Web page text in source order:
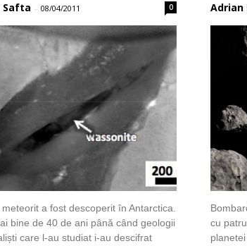
Safta - 08/04/2011 0
a fost descoperit în Antarctica.
bine de 40 de ani până când geologii
care l-au studiat i-au descifrat
Adrian
cu